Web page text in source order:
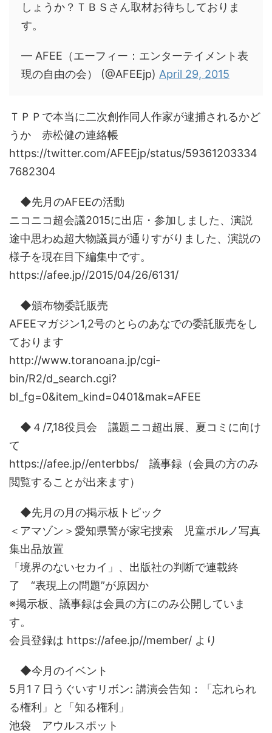
しょうか？ＴＢＳさん取材お待ちしておりま
す。
— AFEE（エーフィー：エンターテイメント表
現の自由の会） (@AFEEjp) April 29, 2015
ＴＰＰで本当に二次創作同人作家が逮捕されるかど
うか 赤松健の連絡帳
https://twitter.com/AFEEjp/status/59361203334
7682304
◆先月のAFEEの活動
ニコニコ超会議2015に出店・参加しました、演説
途中思わぬ超大物議員が通りすがりました、演説の
様子を現在目下編集中です。
https://afee.jp//2015/04/26/6131/
◆頒布物委託販売
AFEEマガジン1,2号のとらのあなでの委託販売をし
ております
http://www.toranoana.jp/cgi-
bin/R2/d_search.cgi?
bl_fg=0&item_kind=0401&mak=AFEE
◆４/7,18役員会 議題ニコ超出展、夏コミに向け
て
https://afee.jp//enterbbs/ 議事録（会員の方のみ
閲覧することが出来ます）
◆先月の月の掲示板トピック
＜アマゾン＞愛知県警が家宅捜索 児童ポルノ写真
集出品放置
「境界のないセカイ」、出版社の判断で連載終
了 “表現上の問題”が原因か
※掲示板、議事録は会員の方にのみ公開していま
す。
会員登録は https://afee.jp//member/ より
◆今月のイベント
5月1７日うぐいすリボン: 講演会告知：「忘れられ
る権利」と「知る権利」
池袋 アウルスポット